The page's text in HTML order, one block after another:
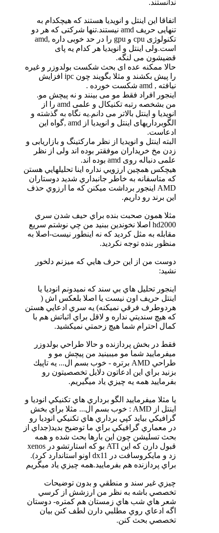
ندانستند.
اتفاقا این اینتل و انویدیا هستند که هیچکدام به
تنهایی حریف amd نیستند.تنها شرکتی که هر دو
تکنولوژی cpu و gpu را در حد خوبی داره ,amd
است.ولی اینتل و انویدیا هر کدام یه پای
قضیشون می لنگه.
حالا ممکنه عده ای بحث شکست بولدوزر و غیره
را پیش بکشند و مثلا بگویند چون ipc افزایش
نیافته , amd شکست خورده .
اینجور افراد فقط مو می بینند و نه پیچش مو.
من بشخصه رتبه تکنیکال و علمی amd را از
انویدیا و اینتل بالاتر می دانم.یه نگاه به گذشته و
الگوبرداریهای اینتل و انویدیا از amd ,گواه این
ادعاست.
البته اینتل و انویدیا از نظر مارکتینگ و بازاریابی و
زدن مخ خریداران موفقتر بوده اند ولی از نظر
علمی دنباله روی amd بوده اند.
هيچكس همچين ارزويي نداره اينا تحليلهايي هستن
كه متاسفانه به خاطر جانبداري شديد دوستاران
AMD اينجور برداشت ميكنن كه ما ارزوي حذف
اين برند رو داريم.
مثلا همون صحبت بنده براي حيف شدن سري
hd2000 اصلا نخوندين ببنيد من چي نوشتم سريع
مقابله به مثل كرديد كه نه اينطور نيست-اصلا به
منظور بنده توجه نكرديد.
دوست من از اين حرف هايي كه ميزنم دلخور
نشيد:
اينجور تحليل هاي بي سند كه نميدونم انوديا يا
اينتل حريف اون نيست يا اصلا بلعكس اش (
هردوطرف فرقي نميكنه) يه سري ادعايي هستن
كه هيچ سنديتي نداره و لاقل براي اثباتش هم با
كمال احترام شما هيچ زحمتي نميكشيد.
فقط در بخش پردازنده و حالا طراحي بولدوزر
ميفرماييد شما مو ميبينيد من پيچش مو و
طراحي AMD برتره - خوب بسم ال... يه تاپيك
بزنيد براي اين ادعاتون دلايل تخصصيتون رو
بفرماييد همه يه چيزي ياد ميگيريم.
يا مثلا ميفرماييد الگو برداري هاي تكنيكي انوديا و
اينتل از AMD : خوب بسم ال... مثلا براي بخش
گرافيكي بيايد كپي برداري هاي تكنيكي انوديا رو
در معماري گرافيكي براي ما توضيح بديد(جداي از
بحث تسليشن چون اين بارها بحث شده و همه
قبول دارن كه اين ATI بو كه استارتشو در xenos
زد و مايكروسافت در dx11 اونو استاندارد كرد).
براي پردازنده هم بفرماييد.همه چيزي ياد ميگريم
چيزي غير سند و منطقي و بدون توضيحات
تخصصي باشه به نظر من ارزشش از كرسي
شعر هاي شب هاي زمستان هم كمتره- دوستان
اگه ادعاي روي مطلبي دارن لطف كنن بيان
تخصصي بحث كنن.